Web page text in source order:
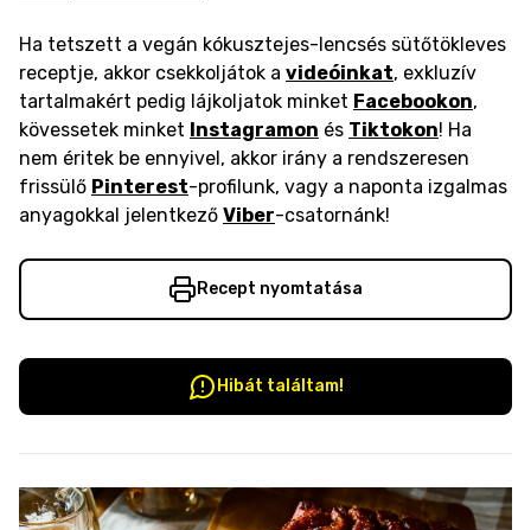
Ha tetszett a vegán kókusztejes-lencsés sütőtökleves
receptje, akkor csekkoljátok a videóinkat, exkluzív
tartalmakért pedig lájkoljatok minket Facebookon,
kövessetek minket Instagramon és Tiktokon! Ha
nem éritek be ennyivel, akkor irány a rendszeresen
frissülő Pinterest-profilunk, vagy a naponta izgalmas
anyagokkal jelentkező Viber-csatornánk!
Recept nyomtatása
Hibát találtam!